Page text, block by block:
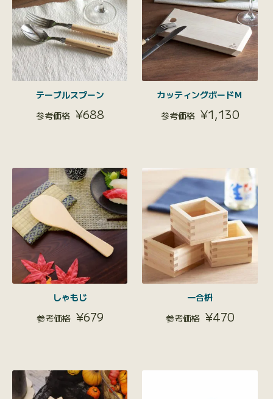
テーブルスプーン
¥688
カッティングボードＭ
¥1,130
しゃもじ
¥679
一合枡
¥470